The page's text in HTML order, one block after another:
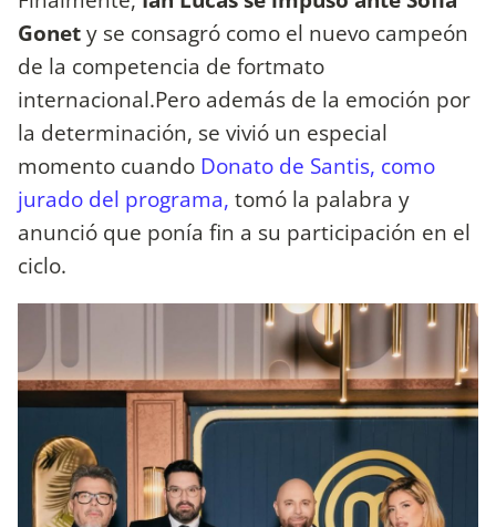
Gonety se consagró como el nuevo campeón
de la competencia de fortmato
internacional.Pero además de la emoción por
la determinación, se vivió un especial
momento cuando Donato de Santis, como
jurado del programa, tomó la palabra y
anunció que ponía fin a su participación en el
ciclo.